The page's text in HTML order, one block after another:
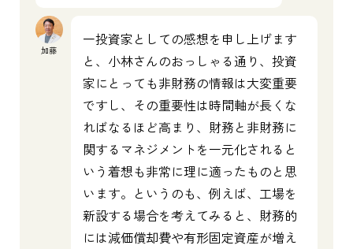
加藤
一投資家としての感想を申し上げます
と、小林さんのおっしゃる通り、投資
家にとっても非財務の情報は大変重要
ですし、その重要性は時間軸が長くな
ればなるほど高まり、財務と非財務に
関するマネジメントを一元化されると
いう着想も非常に理に適ったものと思
います。というのも、例えば、工場を
新設する場合を考えてみると、財務的
には減価償却費や有形固定資産が増え